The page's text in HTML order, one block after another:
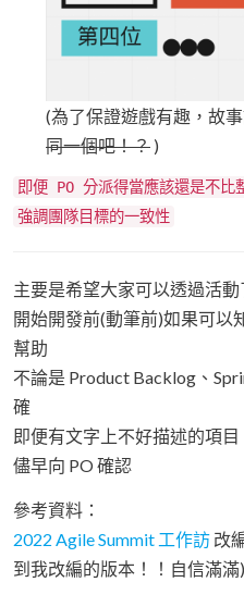
(為了保證遊戲有趣，故
同一個吧！？ )
即便 PO 分派得當應該還是不比
強調團隊目標的一致性
主要是希望大家可以透過活動
開始開發前(動筆前)如果可以
幫助
不論是 Product Backlog、
確
即便有文字上不好描述的項
儘早向 PO 確認
參考資料：
2022 Agile Summit 工作訪 改
到我改編的版本！！自信滿滿)